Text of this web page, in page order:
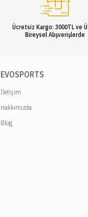
Ücretsiz Kargo: 3000TL ve
Bireysel Alışverişlerde
EVOSPORTS
İletişim
Hakkımızda
Blog